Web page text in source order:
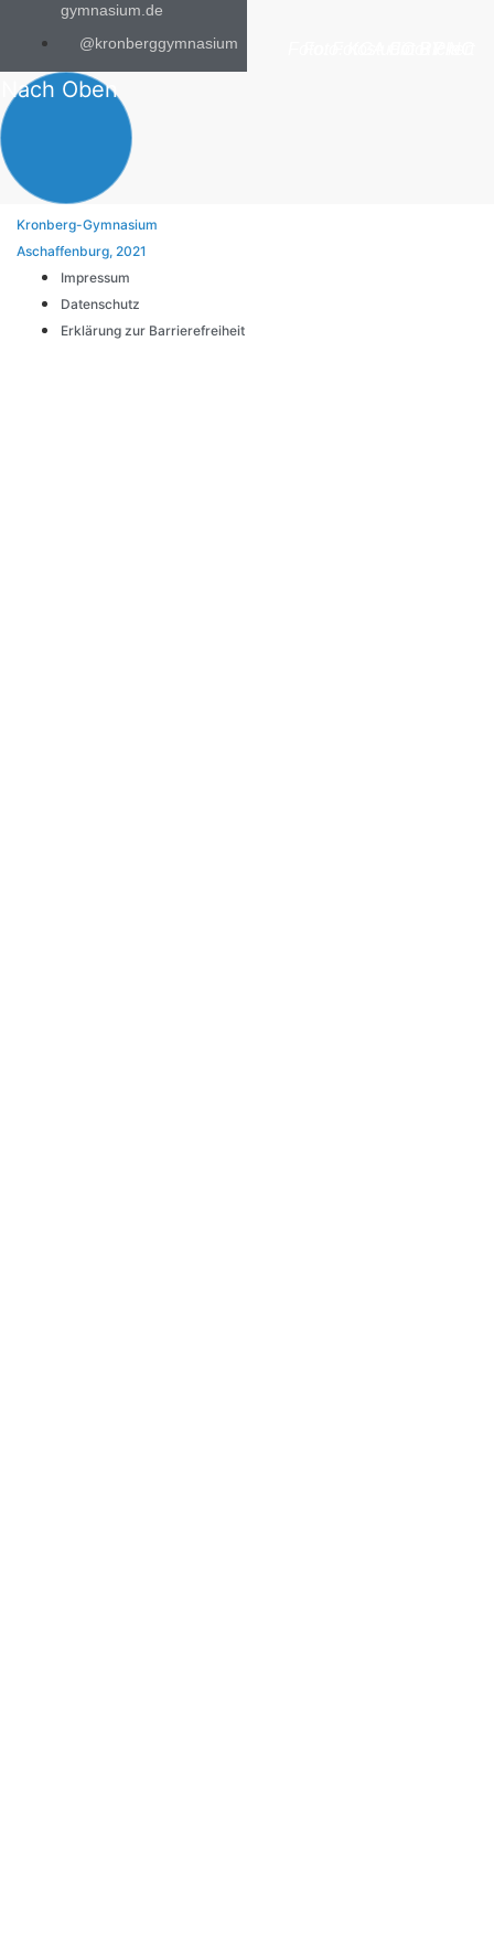
gymnasium.de
@kronberggymnasium
Nach Oben
Kronberg-Gymnasium
Aschaffenburg, 2021
Impressum
Datenschutz
Erklärung zur Barrierefreiheit